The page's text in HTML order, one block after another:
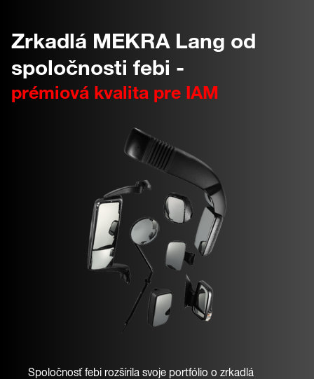
Zrkadlá MEKRA Lang od
spoločnosti febi -
prémiová kvalita pre IAM
Spoločnosť febi rozšírila svoje portfólio o zrkadlá